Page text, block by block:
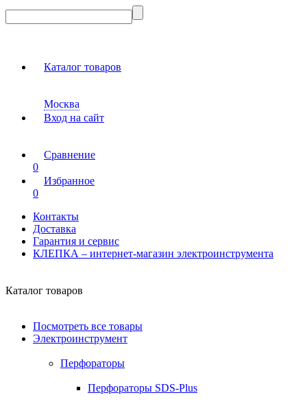
Каталог товаров
Москва
Вход на сайт
Сравнение
0
Избранное
0
Контакты
Доставка
Гарантия и сервис
КЛЕПКА – интернет-магазин электроинструмента
Каталог товаров
Посмотреть все товары
Электроинструмент
Перфораторы
Перфораторы SDS-Plus